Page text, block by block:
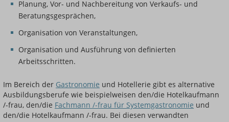
Planung, Vor- und Nachbereitung von Verkaufs- und
Beratungsgesprächen,
Organisation von Veranstaltungen,
Organisation und Ausführung von definierten
Arbeitsschritten.
Im Bereich der Gastronomie und Hotellerie gibt es alternative
Ausbildungsberufe wie beispielweisen den/die Hotelkaufmann
/-frau, den/die Fachmann /-frau für Systemgastronomie und
den/die Hotelkaufmann /-frau. Bei diesen verwandten